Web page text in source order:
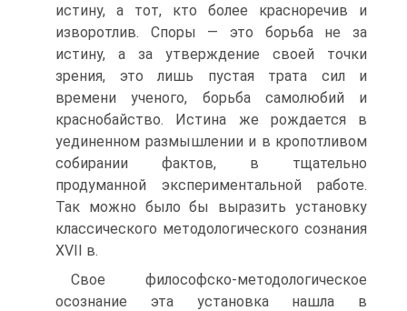
истину, а тот, кто более красноречив и
изворотлив. Споры — это борьба не за
истину, а за утверждение своей точки
зрения, это лишь пустая трата сил и
времени ученого, борьба самолюбий и
краснобайство. Истина же рождается в
уединенном размышлении и в кропотливом
собирании фактов, в тщательно
продуманной экспериментальной работе.
Так можно было бы выразить установку
классического методологического сознания
XVII в.
Свое философско-методологическое
осознание эта установка нашла в